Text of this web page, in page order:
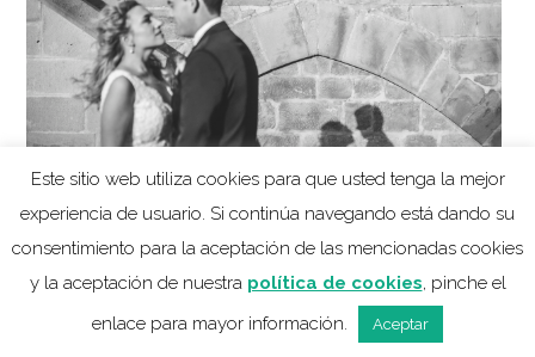
Este sitio web utiliza cookies para que usted tenga la mejor
experiencia de usuario. Si continúa navegando está dando su
consentimiento para la aceptación de las mencionadas cookies
y la aceptación de nuestra política de cookies, pinche el
enlace para mayor información.
Aceptar